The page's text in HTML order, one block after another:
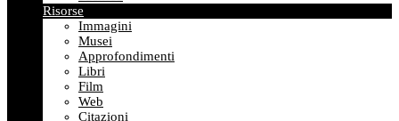
Risorse
Immagini
Musei
Approfondimenti
Libri
Film
Web
Citazioni